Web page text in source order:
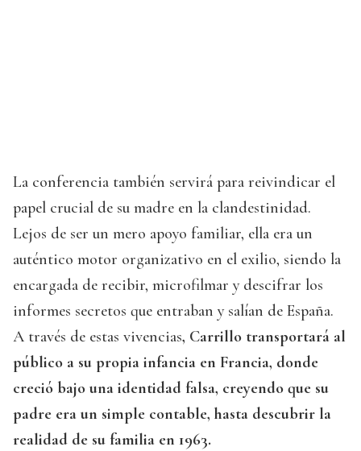
La conferencia también servirá para reivindicar el
papel crucial de su madre en la clandestinidad.
Lejos de ser un mero apoyo familiar, ella era un
auténtico motor organizativo en el exilio, siendo la
encargada de recibir, microfilmar y descifrar los
informes secretos que entraban y salían de España.
A través de estas vivencias, Carrillo transportará al
público a su propia infancia en Francia, donde
creció bajo una identidad falsa, creyendo que su
padre era un simple contable, hasta descubrir la
realidad de su familia en 1963.